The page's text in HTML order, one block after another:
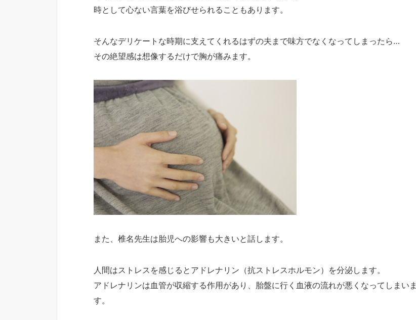
時として心ない言葉を浴びせられることもあります。
そんなデリケートな時期に支えてくれるはずの夫まで味方でなくなってしまったら…
その絶望感は想像するだけで胸が痛みます。
また、椎名先生は胎児への影響も大きいと話します。
人間はストレスを感じるとアドレナリン（抗ストレスホルモン）を分泌します。
アドレナリンは血管が収縮する作用があり、胎盤に行く血液の流れが悪くなってしまいま
す。